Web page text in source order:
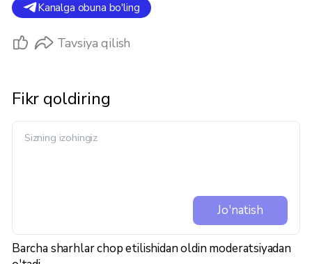
Kanalga obuna bo'ling
Tavsiya qilish
Fikr qoldiring
Jo'natish
Barcha sharhlar chop etilishidan oldin moderatsiyadan